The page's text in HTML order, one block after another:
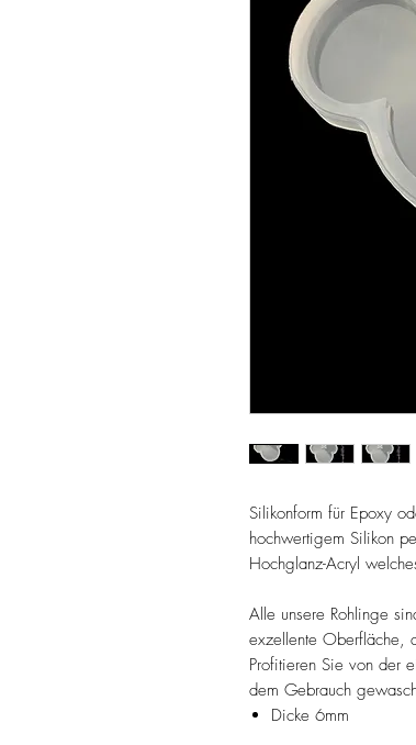
Silikonform für Epoxy
hochwertigem Silikon
Hochglanz-Acryl
Alle unsere Rohlinge
exzellente Oberfläche,
Profitieren Sie von der
dem Gebrauch
Dicke 6mm